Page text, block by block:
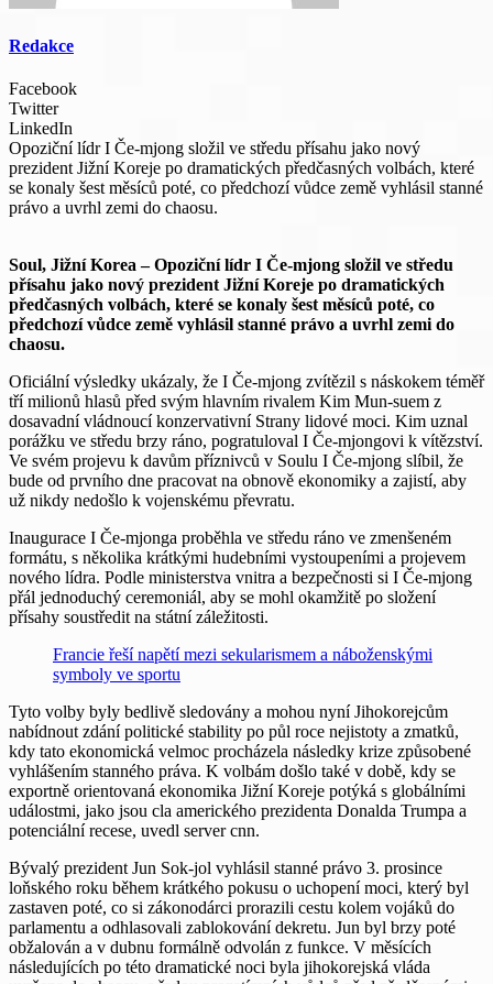
Redakce
Facebook
Twitter
LinkedIn
Opoziční lídr I Če-mjong složil ve středu přísahu jako nový
prezident Jižní Koreje po dramatických předčasných volbách, které
se konaly šest měsíců poté, co předchozí vůdce země vyhlásil stanné
právo a uvrhl zemi do chaosu.
Soul, Jižní Korea – Opoziční lídr I Če-mjong složil ve středu
přísahu jako nový prezident Jižní Koreje po dramatických
předčasných volbách, které se konaly šest měsíců poté, co
předchozí vůdce země vyhlásil stanné právo a uvrhl zemi do
chaosu.
Oficiální výsledky ukázaly, že I Če-mjong zvítězil s náskokem téměř
tří milionů hlasů před svým hlavním rivalem Kim Mun-suem z
dosavadní vládnoucí konzervativní Strany lidové moci. Kim uznal
porážku ve středu brzy ráno, pogratuloval I Če-mjongovi k vítězství.
Ve svém projevu k davům příznivců v Soulu I Če-mjong slíbil, že
bude od prvního dne pracovat na obnově ekonomiky a zajistí, aby
už nikdy nedošlo k vojenskému převratu.
Inaugurace I Če-mjonga proběhla ve středu ráno ve zmenšeném
formátu, s několika krátkými hudebními vystoupeními a projevem
nového lídra. Podle ministerstva vnitra a bezpečnosti si I Če-mjong
přál jednoduchý ceremoniál, aby se mohl okamžitě po složení
přísahy soustředit na státní záležitosti.
Francie řeší napětí mezi sekularismem a náboženskými
symboly ve sportu
Tyto volby byly bedlivě sledovány a mohou nyní Jihokorejcům
nabídnout zdání politické stability po půl roce nejistoty a zmatků,
kdy tato ekonomická velmoc procházela následky krize způsobené
vyhlášením stanného práva. K volbám došlo také v době, kdy se
exportně orientovaná ekonomika Jižní Koreje potýká s globálními
událostmi, jako jsou cla amerického prezidenta Donalda Trumpa a
potenciální recese, uvedl server cnn.
Bývalý prezident Jun Sok-jol vyhlásil stanné právo 3. prosince
loňského roku během krátkého pokusu o uchopení moci, který byl
zastaven poté, co si zákonodárci prorazili cestu kolem vojáků do
parlamentu a odhlasovali zablokování dekretu. Jun byl brzy poté
obžalován a v dubnu formálně odvolán z funkce. V měsících
následujících po této dramatické noci byla jihokorejská vláda